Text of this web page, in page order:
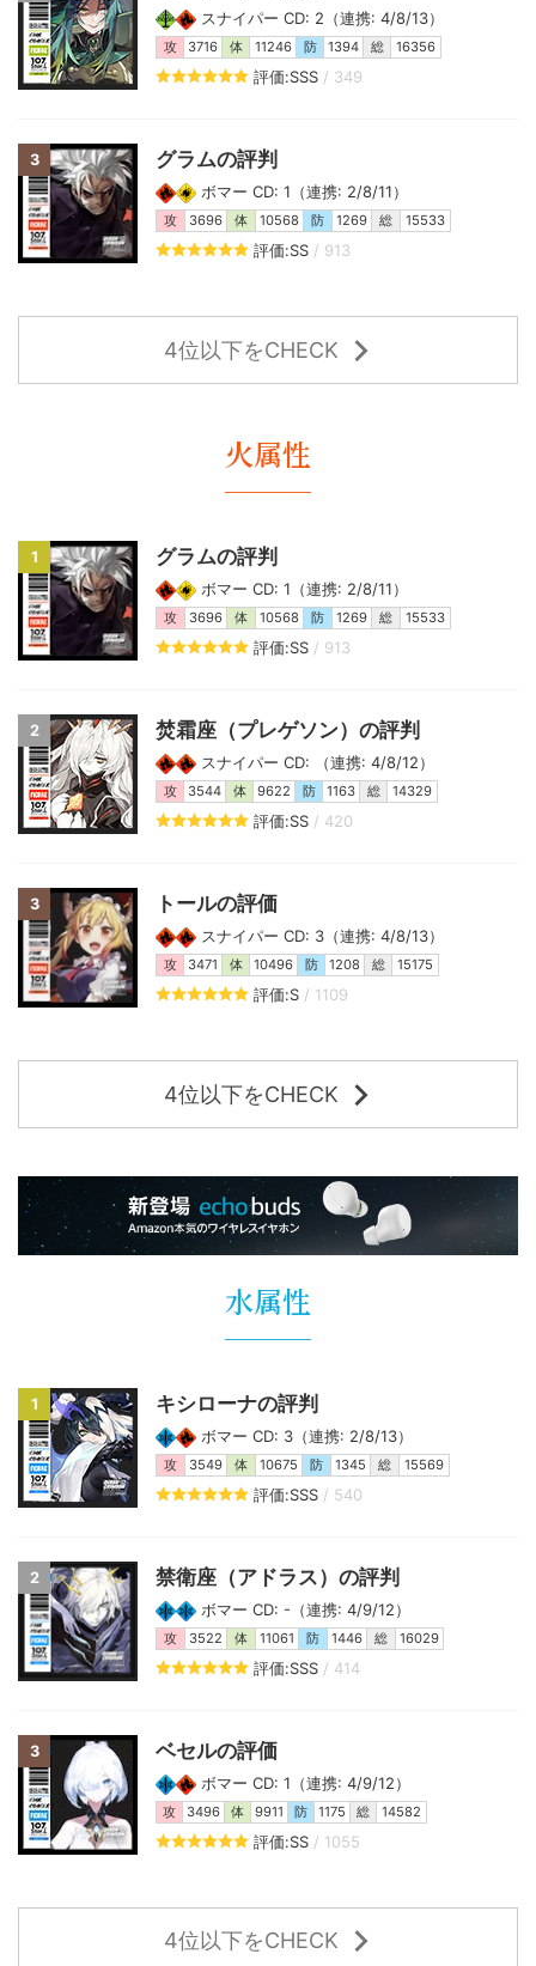
スナイパー CD: 2（連携: 4/8/13）
攻 3716 体 11246 防 1394 総 16356
評価:SSS / 349
3 グラムの評判
ボマー CD: 1（連携: 2/8/11）
攻 3696 体 10568 防 1269 総 15533
評価:SS / 913
4位以下をCHECK
火属性
1 グラムの評判
ボマー CD: 1（連携: 2/8/11）
攻 3696 体 10568 防 1269 総 15533
評価:SS / 913
2 焚霜座（プレゲソン）の評判
スナイパー CD: （連携: 4/8/12）
攻 3544 体 9622 防 1163 総 14329
評価:SS / 420
3 トールの評価
スナイパー CD: 3（連携: 4/8/13）
攻 3471 体 10496 防 1208 総 15175
評価:S / 1109
4位以下をCHECK
水属性
1 キシローナの評判
ボマー CD: 3（連携: 2/8/13）
攻 3549 体 10675 防 1345 総 15569
評価:SSS / 540
2 禁衛座（アドラス）の評判
ボマー CD: -（連携: 4/9/12）
攻 3522 体 11061 防 1446 総 16029
評価:SSS / 414
3 ベセルの評価
ボマー CD: 1（連携: 4/9/12）
攻 3496 体 9911 防 1175 総 14582
評価:SS / 1055
4位以下をCHECK